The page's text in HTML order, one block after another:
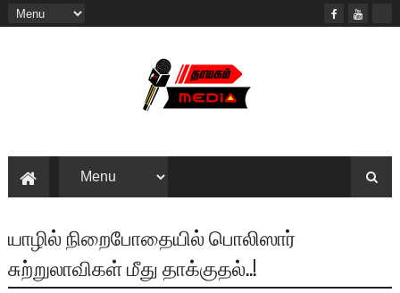
யாழில் நிறைபோதையில் பொலிஸார்
சுற்றுலாவிகள் மீது தாக்குதல்..!